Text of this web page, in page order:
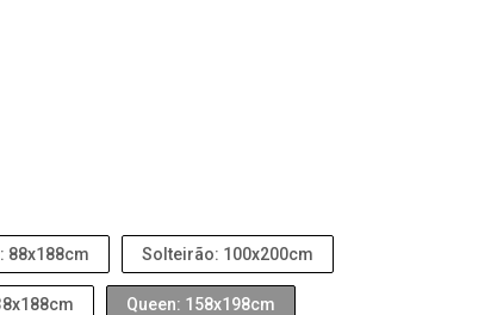
88x188cm Solteirão: 100x200cm
Queen: 158x198cm